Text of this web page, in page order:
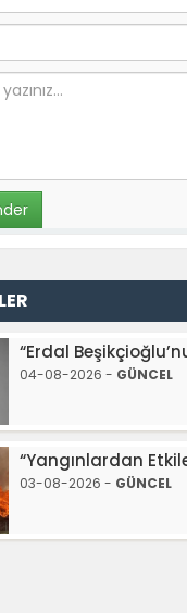
“Erdal
04-08-2026 - GÜNCEL
“Yangınlardan
03-08-2026 - GÜNCEL